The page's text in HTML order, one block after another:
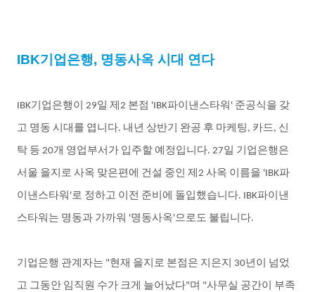
IBK기업은행, 명동사옥 시대 연다
IBK기업은행이 29일 제 2 본점 'IBK파이낸스타워 ' 준공식을 갖
고 명동 시대를 엽니다. 내년 상반기 완공 후 마케팅 , 카드 , 신
탁 등 20개 영업부서가 입주할 예정입니다. 27일 기업은행은
서울 을지로 사옥 맞은편에 건설 중인 제 2 사옥 이름을 'IBK파
이낸스타워 '로 정하고 이전 준비에 돌입했습니다. IBK파이낸
스타워는 명동과 가까워 '명동사옥'으로도 불립니다.
기업은행 관계자는 "현재 을지로 본점은 지은지 30년이
넘었
고 그동안 임직원 수가 크게 늘어났다"며 "사무실 공간이
부족